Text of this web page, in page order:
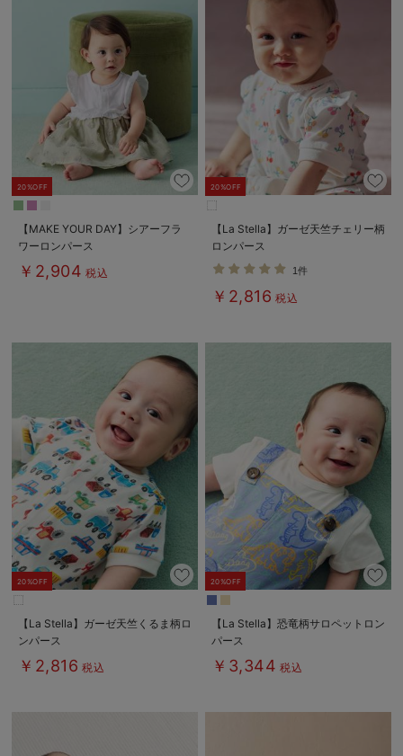
20%OFF
【MAKE YOUR DAY】シアーフラ
ワーロンパース
￥2,904 税込
20%OFF
【La Stella】ガーゼ天竺チェリー柄
ロンパース
1件
￥2,816 税込
20%OFF
【La Stella】ガーゼ天竺くるま柄ロ
ンパース
￥2,816 税込
20%OFF
【La Stella】恐竜柄サロペットロン
パース
￥3,344 税込